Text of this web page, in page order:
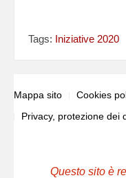
Tags: Iniziative 2020
Mappa sito
Cookies
Privacy, protezione dei
Questo sito è